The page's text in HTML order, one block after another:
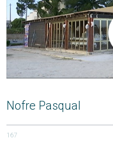
Nofre Pasqual
167